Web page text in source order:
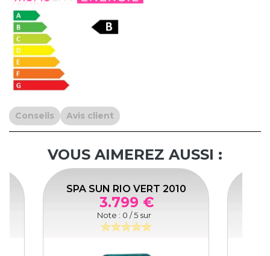
Conseils Avis client
VOUS AIMEREZ AUSSI :
SPA SUN RIO VERT 2010
3.799 €
Note : 0 / 5 sur